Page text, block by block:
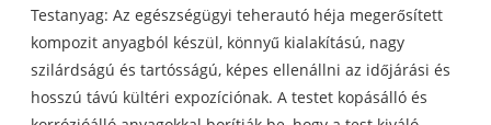
Testanyag: Az egészségügyi teherautó héja megerősített
kompozit anyagból készül, könnyű kialakítású, nagy
szilárdságú és tartósságú, képes ellenállni az időjárási és
hosszú távú kültéri expozíciónak. A testet kopásálló és